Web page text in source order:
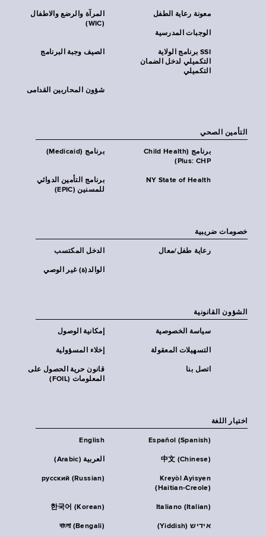
المرآة والرضع والاطفال
(WIC)
معونة رعاية الطفل
الوجبات المدرسية
الصيف وجبة البرنامج
SSI برنامج الولاية
التكميلي لدخل الضمان
التكميلي
شؤون المحاربين القدامى
التأمين الصحي
برنامج (Medicaid)
برنامج (Child Health
Plus: CHP)
برنامج التأمين الدوائي
للمسنين (EPIC)
NY State of Health
خصومات ضريبية
الدخل المكتسب رعاية طفل/معال
الوالد(ة) غير الوصي
الشؤون القانونية
إمكانية الوصول سياسة الخصوصية
إخلاء المسؤولية التسهيلات المعقولة
قانون حرية الحصول على
المعلومات (FOIL)
اتصل بنا
اختيار اللغة
English Español (Spanish)
العربية (Arabic) 中文 (Chinese)
русский (Russian)
Kreyòl Ayisyen
(Haitian-Creole)
한국어 (Korean) Italiano (Italian)
বাংলা (Bengali) אידיש (Yiddish)